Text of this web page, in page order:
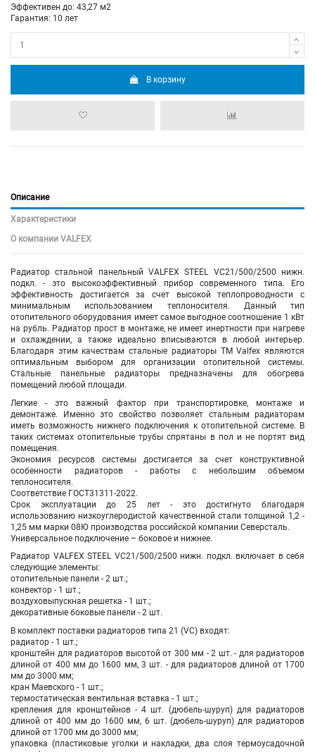
Эффективен до: 43,27 м2
Гарантия: 10 лет
В корзину
Описание
Характеристики
О компании VALFEX
Радиатор стальной панельный VALFEX STEEL VC21/500/2500 нижн.
подкл. - это высокоэффективный прибор современного типа. Его
эффективность достигается за счет высокой теплопроводности с
минимальным использованием теплоносителя. Данный тип
отопительного оборудования имеет самое выгодное соотношение 1 кВт
на рубль. Радиатор прост в монтаже, не имеет инертности при нагреве
и охлаждении, а также идеально вписываются в любой интерьер.
Благодаря этим качествам стальные радиаторы TM Valfex являются
оптимальным выбором для организации отопительной системы.
Стальные панельные радиаторы предназначены для обогрева
помещений любой площади.
Легкие - это важный фактор при транспортировке, монтаже и
демонтаже. Именно это свойство позволяет стальным радиаторам
иметь возможность нижнего подключения к отопительной системе. В
таких системах отопительные трубы спрятаны в пол и не портят вид
помещения.
Экономия ресурсов системы достигается за счет конструктивной
особенности радиаторов - работы с небольшим объемом
теплоносителя.
Соответствие ГОСТ31311-2022.
Срок эксплуатации до 25 лет - это достигнуто благодаря
использованию низкоуглеродистой качественной стали толщиной 1,2 -
1,25 мм марки 08Ю производства российской компании Северсталь.
Универсальное подключение – боковое и нижнее.
Радиатор VALFEX STEEL VC21/500/2500 нижн. подкл. включает в себя
следующие элементы:
отопительные панели - 2 шт.;
конвектор - 1 шт.;
воздуховыпускная решетка - 1 шт.;
декоративные боковые панели - 2 шт.
В комплект поставки радиаторов типа 21 (VC) входят:
радиатор - 1 шт.;
кронштейн для радиаторов высотой от 300 мм - 2 шт. - для радиаторов
длиной от 400 мм до 1600 мм, 3 шт. - для радиаторов длиной от 1700
мм до 3000 мм;
кран Маевского - 1 шт.;
термостатическая вентильная вставка - 1 шт.;
крепления для кронштейнов - 4 шт. (дюбель-шуруп) для радиаторов
длиной от 400 мм до 1600 мм, 6 шт. (дюбель-шуруп) для радиаторов
длиной от 1700 мм до 3000 мм;
упаковка (пластиковые уголки и накладки, два слоя термоусадочной